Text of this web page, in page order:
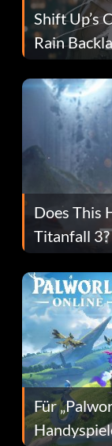
Shift Up’s
Rain
Does This
Titanfall
Fans Are
Für